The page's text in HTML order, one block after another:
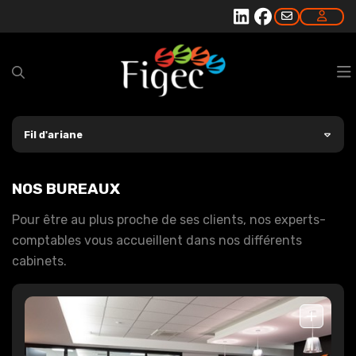
VOTRE CARRIÈRE
NOS BUREAUX
NOS PARTENAIRES
TPE ET ENTREPRENEURS
PROFESSIONS LIBÉRALES
NOS EXPERTISES
COMPTABILITÉ
AUDIT
ACTUALITÉS
Fil d'ariane
NOS BUREAUX
Pour être au plus proche de ses clients, nos experts-
comptables vous accueillent dans nos différents
cabinets.